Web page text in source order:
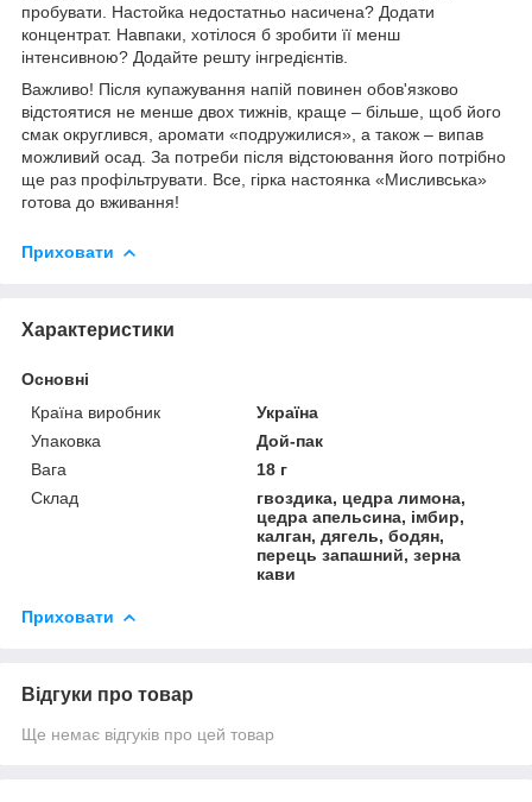
пробувати. Настойка недостатньо насичена? Додати
концентрат. Навпаки, хотілося б зробити її менш
інтенсивною? Додайте решту інгредієнтів.
Важливо! Після купажування напій повинен обов'язково
відстоятися не менше двох тижнів, краще – більше, щоб його
смак округлився, аромати «подружилися», а також – випав
можливий осад. За потреби після відстоювання його потрібно
ще раз профільтрувати. Все, гірка настоянка «Мисливська»
готова до вживання!
Приховати
Характеристики
Основні
Країна виробник
Україна
Упаковка
Дой-пак
Вага
18 г
Склад
гвоздика, цедра лимона,
цедра апельсина, імбир,
калган, дягель, бодян,
перець запашний, зерна
кави
Приховати
Відгуки про товар
Ще немає відгуків про цей товар